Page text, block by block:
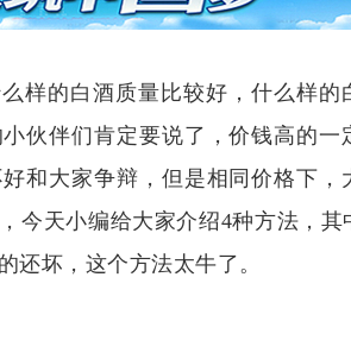
样的白酒质量比较好，什么样的
伙伴们肯定要说了，价钱高的一
和大家争辩，但是相同价格下，
今天小编给大家介绍4种方法，其
还坏，这个方法太牛了。